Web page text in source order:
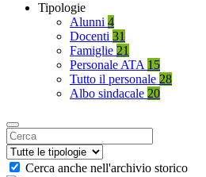
Tipologie
Alunni 4
Docenti 31
Famiglie 21
Personale ATA 15
Tutto il personale 28
Albo sindacale 20
Cerca anche nell'archivio storico